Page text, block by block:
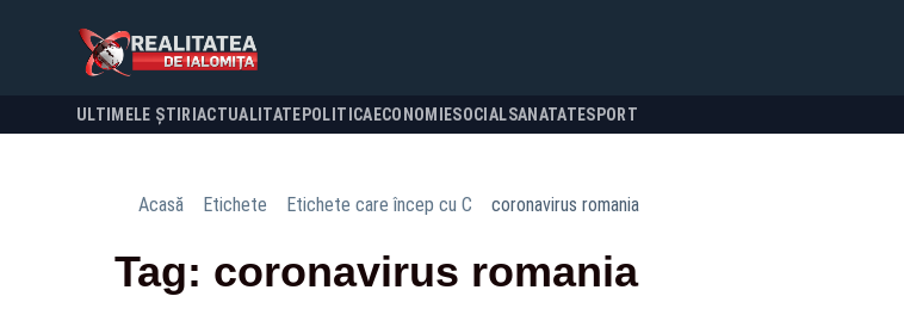
ULTIMELE ȘTIRI ACTUALITATE POLITICA ECONOMIESOCIALSANATATESPORT
Acasă Etichete Etichete care încep cu C coronavirus romania
Tag: coronavirus romania